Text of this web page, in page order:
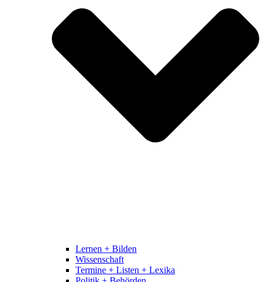
Lernen + Bilden
Wissenschaft
Termine + Listen + Lexika